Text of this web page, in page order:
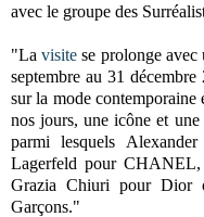
avec le groupe des
"Lavisite se prolonge avec
septembre au 31
sur la mode contemporaine
nos jours, une icône et une
parmi lesquels
Lagerfeld pour
Grazia Chiuri pour Dior
Garçons."